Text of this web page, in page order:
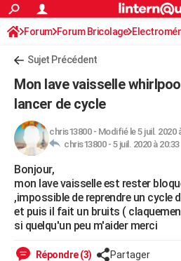
ACTUALITÉS
Politique
Société
Faits Divers
Education
Monde
Villes
+
Programme TV
TNTStreaming
Cinéma
Sorties cinéma
Musique
+FINANCE
Retraite
Impôts
Epargne
Immobilier
Risques naturels par ville
Banque
Assurance
Crédit
AUTO
Essais
Réserver un essai
Citadines
Berlines
SUV
Forum auto
HIGH-TECH
Mobiles
Meilleur smartphone
Internet
Ordinateurs
Jeux vidéo
Guide high-tech
+BRICOLAGE
Forum
Aménagement intérieur
Extérieur
Cuisine
Salle de bains
Jardinage
Rangement
WEEK-END
LIFESTYLE
S'inscrire
Forum Forum Bricolage
Sujet Précédent
Mon lave vaisselle
lancer de cycle
chris13800- Modifié le 5 juil. 2020
chris13800 - 5 juil. 2020 à 20:33
Bonjour,
mon lave vaisselle est rester
,impossible de reprendre un cycle
et puis il fait un bruits (
si quelqu'un peu m'aider merci
Répondre (3) Partager